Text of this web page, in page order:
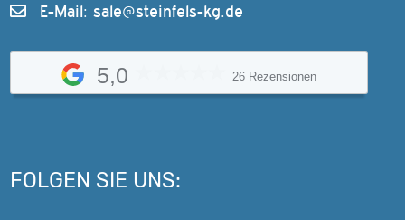
E-Mail: sale@steinfels-kg.de
5,0 26 Rezensionen
FOLGEN SIE UNS: